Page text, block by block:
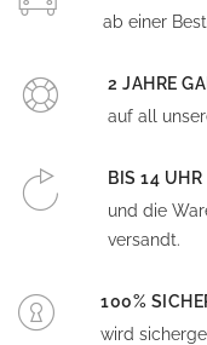
ab einer
2 JAHRE
auf all
BIS 14 UHR
und die
versandt.
100%
wird